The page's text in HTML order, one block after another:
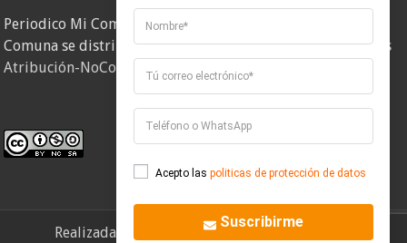
Periodico Mi Comuna 2, elaborado por Corporación Mi
Comuna se distribuye bajo unaLicencia Creative Commons
Atribución-NoComercial-CompartirIgual 4.0 Internacional
Realizada por Corporación Mi Comuna
Acepto las politicas de protección de datos
Suscribirme